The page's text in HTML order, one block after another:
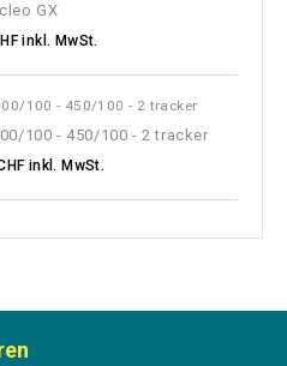
GX
inkl. MwSt.
100 - 450/100 - 2 tracker
inkl. MwSt.